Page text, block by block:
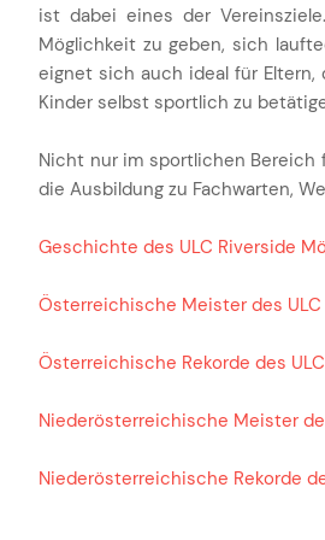
ist dabei eines der
Möglichkeit zu geben, sich
eignet sich auch ideal für Eltern,
Kinder selbst sportlich zu
Nicht nur im sportlichen Bereich
die Ausbildung zu Fachwarten,
Geschichte des ULC Riverside
Österreichische Meister des
Österreichische Rekorde des
Niederösterreichische Meister
Niederösterreichische Rekorde